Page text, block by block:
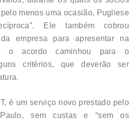
menos uma ocasião, Pugliese
Ele também cobrou
empresa para apresentar na
o acordo caminhou para o
critérios, que deverão ser
é um serviço novo prestado pelo
sem custas e “sem os